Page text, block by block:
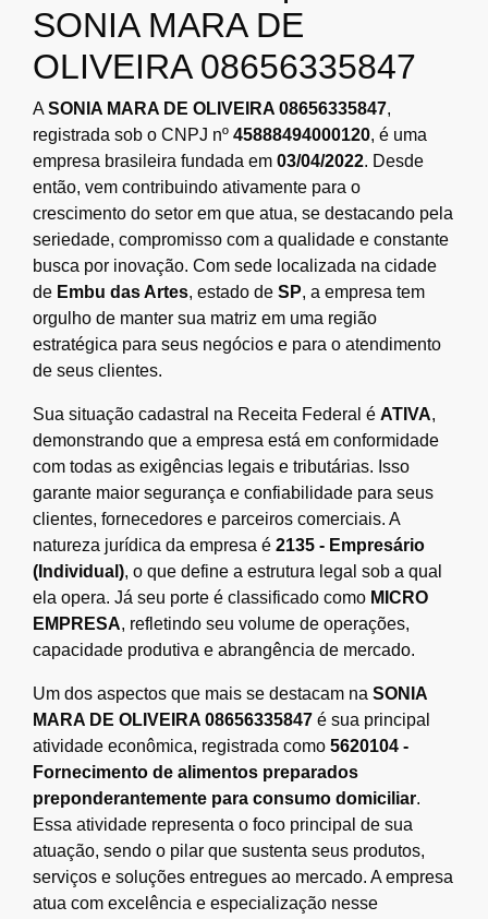
SONIA MARA DE
OLIVEIRA 08656335847
ASONIA MARA DE OLIVEIRA 08656335847,
registrada sob o CNPJ nº 45888494000120, é uma
empresa brasileira fundada em 03/04/2022. Desde
então, vem contribuindo ativamente para o
crescimento do setor em que atua, se destacando pela
seriedade, compromisso com a qualidade e constante
busca por inovação. Com sede localizada na cidade
de Embu das Artes, estado de SP, a empresa tem
orgulho de manter sua matriz em uma região
estratégica para seus negócios e para o atendimento
de seus clientes.
Sua situação cadastral na Receita Federal é ATIVA,
demonstrando que a empresa está em conformidade
com todas as exigências legais e tributárias. Isso
garante maior segurança e confiabilidade para seus
clientes, fornecedores e parceiros comerciais. A
natureza jurídica da empresa é 2135 - Empresário
(Individual), o que define a estrutura legal sob a qual
ela opera. Já seu porte é classificado como MICRO
EMPRESA, refletindo seu volume de operações,
capacidade produtiva e abrangência de mercado.
Um dos aspectos que mais se destacam na SONIA
MARA DE OLIVEIRA 08656335847 é sua principal
atividade econômica, registrada como 5620104 -
Fornecimento de alimentos preparados
preponderantemente para consumo domiciliar.
Essa atividade representa o foco principal de sua
atuação, sendo o pilar que sustenta seus produtos,
serviços e soluções entregues ao mercado. A empresa
atua com excelência e especialização nesse